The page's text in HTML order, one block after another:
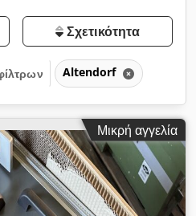
Σχετικότητα
Altendorf
Μικρή αγγελία